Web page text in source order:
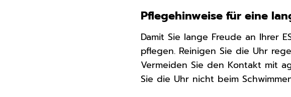
Pflegehinweise für eine
Damit Sie lange Freude an Ihrer
pflegen. Reinigen Sie die Uhr
Vermeiden Sie den Kontakt mit
Sie die Uhr nicht beim